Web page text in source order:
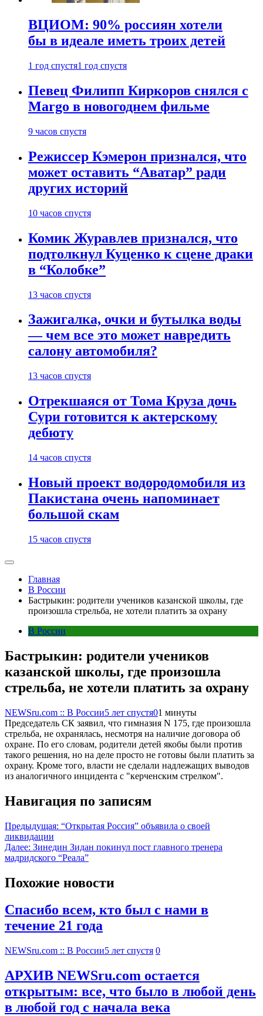
ВЦИОМ: 90% россиян хотели
бы в идеале иметь троих детей
1 год спустя1 год спустя
Певец Филипп Киркоров снялся с
Margo в новогоднем фильме
9 часов спустя
Режиссер Кэмерон признался, что
может оставить “Аватар” ради
других историй
10 часов спустя
Комик Журавлев признался, что
подтолкнул Куценко к сцене драки
в “Колобке”
13 часов спустя
Зажигалка, очки и бутылка воды
— чем все это может навредить
салону автомобиля?
13 часов спустя
Отрекшаяся от Тома Круза дочь
Сури готовится к актерскому
дебюту
14 часов спустя
Новый проект водородомобиля из
Пакистана очень напоминает
большой скам
15 часов спустя
Главная
В России
Бастрыкин: родители учеников казанской школы, где
произошла стрельба, не хотели платить за охрану
В России
Бастрыкин: родители учеников
казанской школы, где произошла
стрельба, не хотели платить за охрану
NEWSru.com :: В России5 лет спустя01 минуты
Председатель СК заявил, что гимназия N 175, где произошла
стрельба, не охранялась, несмотря на наличие договора об
охране. По его словам, родители детей якобы были против
такого решения, но на деле просто не готовы были платить за
охрану. Кроме того, власти не сделали надлежащих выводов
из аналогичного инцидента с "керченским стрелком".
Навигация по записям
Предыдущая: “Открытая Россия” объявила о своей
ликвидации
Далее: Зинедин Зидан покинул пост главного тренера
мадридского “Реала”
Похожие новости
Спасибо всем, кто был с нами в
течение 21 года
NEWSru.com :: В России5 лет спустя 0
АРХИВ NEWSru.com остается
открытым: все, что было в любой день
в любой год с начала века